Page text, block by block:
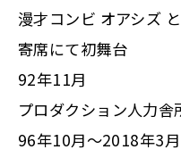
漫才コンビ オアシズ
寄席にて初舞台
92年11月
プロダクション人力舎
96年10月～2018年3月